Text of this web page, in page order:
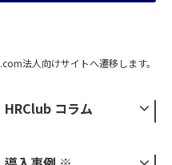
法人向けサイトへ遷移します。
HRClub コラム